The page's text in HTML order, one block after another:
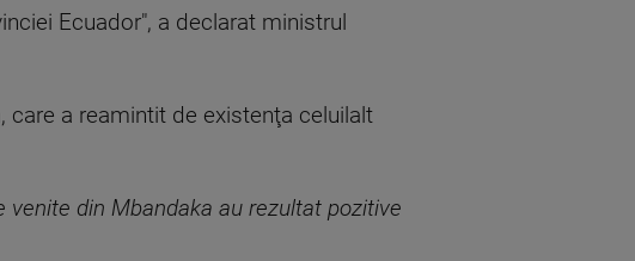
Ecuador", a declarat ministrul
a reamintit de existenţa celuilalt
din Mbandaka au rezultat pozitive